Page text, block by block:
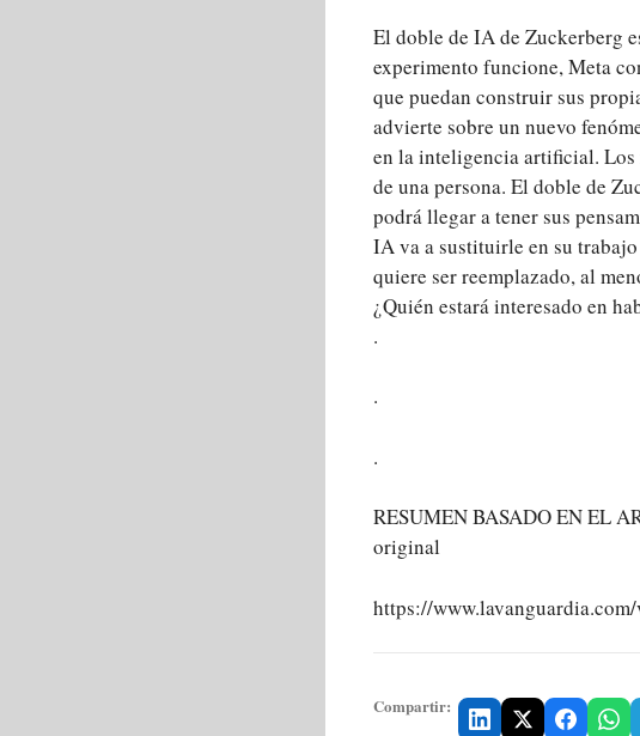
El doble de IA de Zuckerberg
experimento funcione, Meta
que puedan construir sus
advierte sobre un nuevo
en la inteligencia artificial. Los
de una persona. El doble de
podrá llegar a tener sus
IA va a sustituirle en su
quiere ser reemplazado, al
¿Quién estará interesado en
.
.
.
RESUMEN BASADO EN EL
original
https://
Compartir: